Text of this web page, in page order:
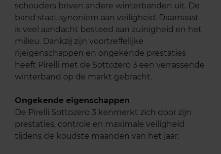
schouders boven andere winterbanden uit. De
band staat synoniem aan veiligheid. Daarnaast
is veel aandacht besteed aan zuinigheid en het
milieu. Dankzij zijn voortreffelijke
rijeigenschappen en ongekende prestaties
heeft Pirelli met de Sottozero 3 een verrassende
winterband op de markt gebracht.
Ongekende eigenschappen
De Pirelli Sottozero 3 kenmerkt zich door zijn
prestaties, controle en maximale veiligheid
tijdens de koudste maanden van het jaar.